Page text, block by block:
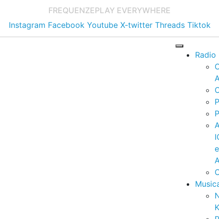
FREQUENZEPLAY EVERYWHERE
Instagram Facebook Youtube X-twitter Threads Tiktok
Radio
e